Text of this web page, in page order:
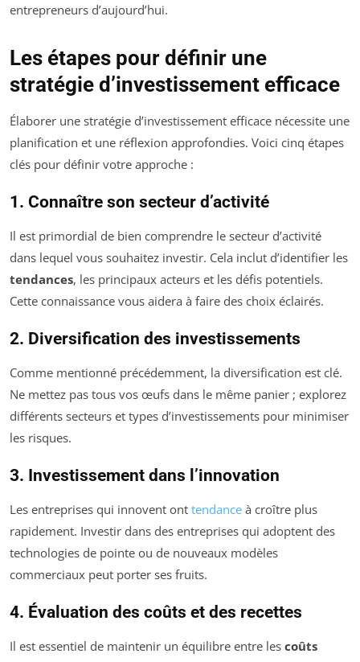
entrepreneurs d’aujourd’hui.
Les étapes pour définir une
stratégie d’investissement efficace
Élaborer une stratégie d’investissement efficace nécessite une
planification et une réflexion approfondies. Voici cinq étapes
clés pour définir votre approche :
1. Connaître son secteur d’activité
Il est primordial de bien comprendre le secteur d’activité
dans lequel vous souhaitez investir. Cela inclut d’identifier les
tendances, les principaux acteurs et les défis potentiels.
Cette connaissance vous aidera à faire des choix éclairés.
2. Diversification des investissements
Comme mentionné précédemment, la diversification est clé.
Ne mettez pas tous vos œufs dans le même panier ; explorez
différents secteurs et types d’investissements pour minimiser
les risques.
3. Investissement dans l’innovation
Les entreprises qui innovent ont tendance à croître plus
rapidement. Investir dans des entreprises qui adoptent des
technologies de pointe ou de nouveaux modèles
commerciaux peut porter ses fruits.
4. Évaluation des coûts et des recettes
Il est essentiel de maintenir un équilibre entre les coûts